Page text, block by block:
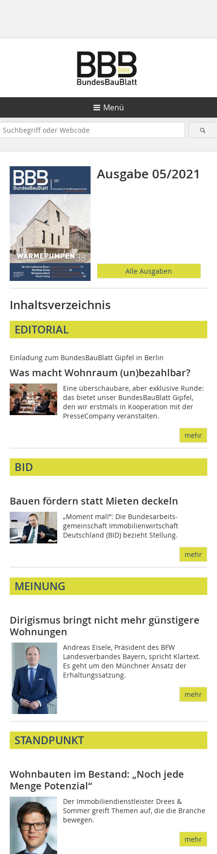
Menü
Ausgabe 05/2021
Alle Ausgaben
Inhaltsverzeichnis
EDITORIAL
Einladung zum BundesBauBlatt Gipfel in Berlin
Was macht Wohnraum (un)bezahlbar?
Eine überschaubare, aber exklusive Runde:
das bietet unser BundesBauBlatt Gipfel,
den wir erstmals in Kooperation mit der
PresseCompany veranstalten.
mehr
BID
Bauen fördern statt Mieten deckeln
„Moment mal!“: Die Bundes­arbeits­­
gemeinschaft Immo­bilien­wirtschaft
Deutschland (BID) bezieht Stellung.
mehr
MEINUNG
Dirigismus bringt nicht mehr günstigere
Wohnungen
Andreas Eisele, Präsident des BFW
Landesverbandes Bayern, spricht Klartext.
Es geht um den Münchner Ansatz der
Erhaltungssatzung.
mehr
STANDPUNKT
Wohnbauten im Bestand: „Noch jede
Menge Potenzial“
Der Immobiliendienstleister Drees &
Sommer greift Themen auf, die die Branche
bewegen.
mehr